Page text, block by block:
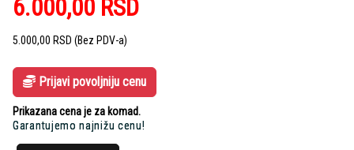
6.000,00 RSD
5.000,00 RSD (Bez PDV-a)
Prijavi povoljniju cenu
Prikazana cena je za komad.
Garantujemo najnižu cenu!